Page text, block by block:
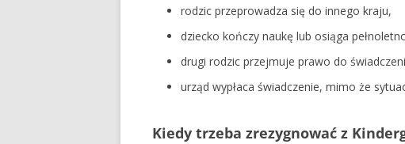
rodzic przeprowadza się do innego kraju,
dziecko kończy naukę lub osiąga
drugi rodzic przejmuje prawo do
urząd wypłaca świadczenie, mimo że
Kiedy trzeba zrezygnować z